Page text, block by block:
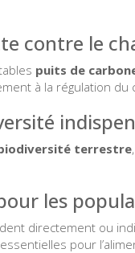
contre le
puits de
à la régulation du
terrestre
les
directement ou
pour